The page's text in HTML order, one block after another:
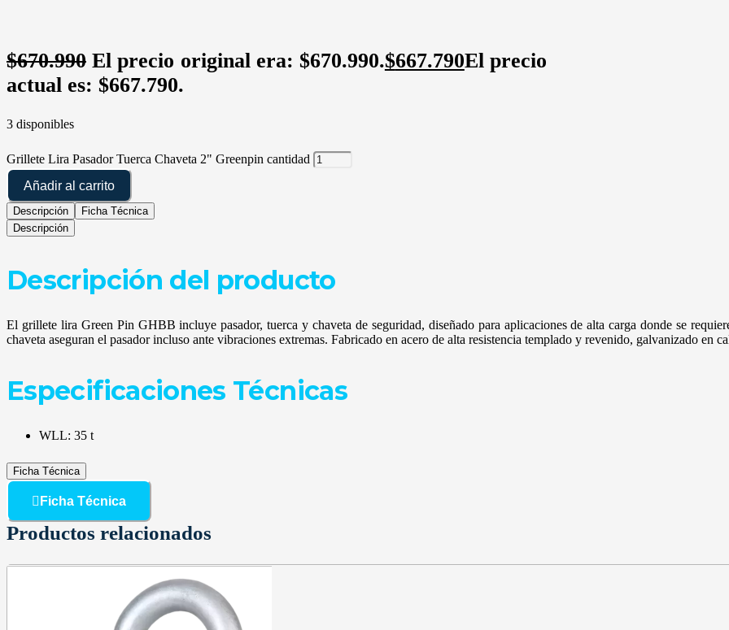
$670.990 El precio original era: $670.990.$667.790El precio
actual es: $667.790.
3 disponibles
Grillete Lira Pasador Tuerca Chaveta 2" Greenpin cantidad
Añadir al carrito
Descripción
Ficha Técnica
Descripción
Descripción del producto
El grillete lira Green Pin GHBB incluye pasador, tuerca y chaveta de seguridad, diseñado para aplicaciones de alta carga donde se
chaveta aseguran el pasador incluso ante vibraciones extremas. Fabricado en acero de alta resistencia templado y revenido, galvanizado
Especificaciones Técnicas
WLL: 35 t
Ficha Técnica
Ficha Técnica
Productos relacionados